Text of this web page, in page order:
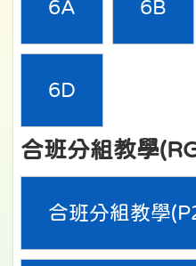
6A 6B
6D
合班分組教學
合班分組教學